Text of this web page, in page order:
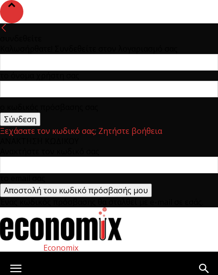
Ξεχάσατε τον κωδικό σας; Ζητήστε βοήθεια
Economix